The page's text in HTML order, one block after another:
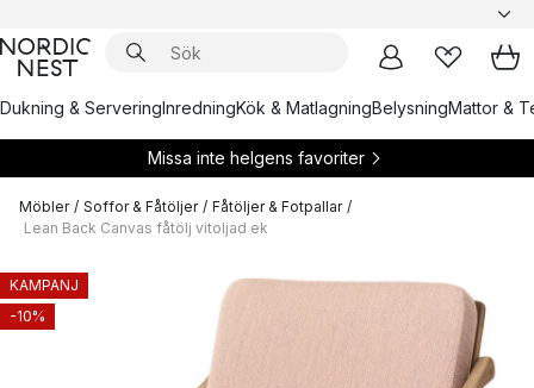
Dukning & ServeringInredningKök & MatlagningBelysningMattor &
Missa inte helgens favoriter
Möbler / Soffor & Fåtöljer / Fåtöljer & Fotpallar /
Lean Back Canvas fåtölj vitoljad ek
KAMPANJ
-10%